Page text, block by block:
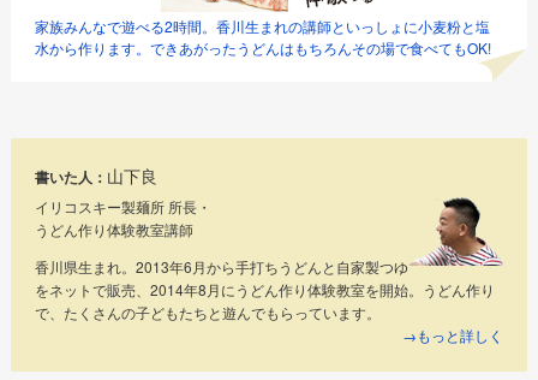
家族みんなで遊べる2時間。香川生まれの講師といっしょに小麦粉と塩
水から作ります。できあがったうどんはもちろんその場で食べてもOK!
書いた人： 山下良
イリコスキー製麺所 所長・
うどん作り体験教室講師
香川県生まれ。2013年6月から手打ちうどんと自家製つゆ
をネットで販売、2014年8月にうどん作り体験教室を開始。うどん作り
で、たくさんの子どもたちと遊んでもらっています。
→もっと詳しく